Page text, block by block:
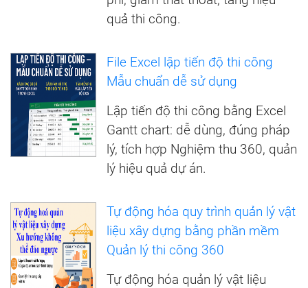
quả thi công.
File Excel lập tiến độ thi công
Mẫu chuẩn dễ sử dụng
Lập tiến độ thi công bằng Excel
Gantt chart: dễ dùng, đúng pháp
lý, tích hợp Nghiệm thu 360, quản
lý hiệu quả dự án.
Tự động hóa quy trình quản lý vật
liệu xây dựng bằng phần mềm
Quản lý thi công 360
Tự động hóa quản lý vật liệu